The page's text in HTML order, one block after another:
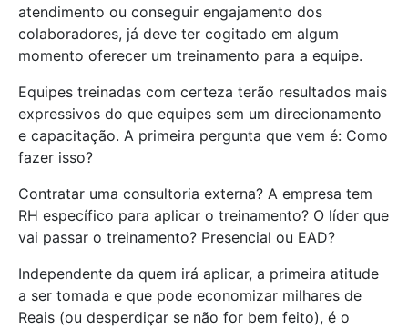
atendimento ou conseguir engajamento dos
colaboradores, já deve ter cogitado em algum
momento oferecer um treinamento para a equipe.
Equipes treinadas com certeza terão resultados mais
expressivos do que equipes sem um direcionamento
e capacitação. A primeira pergunta que vem é: Como
fazer isso?
Contratar uma consultoria externa? A empresa tem
RH específico para aplicar o treinamento? O líder que
vai passar o treinamento? Presencial ou EAD?
Independente da quem irá aplicar, a primeira atitude
a ser tomada e que pode economizar milhares de
Reais (ou desperdiçar se não for bem feito), é o